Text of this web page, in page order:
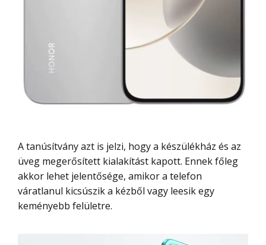
A tanúsítvány azt is jelzi, hogy a készülékház és az
üveg megerősített kialakítást kapott. Ennek főleg
akkor lehet jelentősége, amikor a telefon
váratlanul kicsúszik a kézből vagy leesik egy
keményebb felületre.